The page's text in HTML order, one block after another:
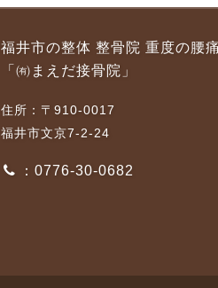
る負傷の初期対応
2018-01-29
福井市の整体 整骨院 重度の腰痛
「㈲まえだ接骨院」
住所：〒910-0017
福井市文京7-2-24
：0776-30-0682